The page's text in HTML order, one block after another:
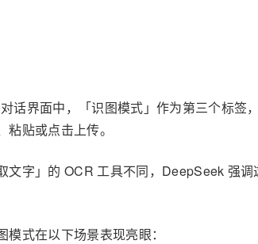
话界面中，「识图模式」作为第三个标
贴或点击上传。
字」的 OCR 工具不同，DeepSeek 强调
式在以下场景表现亮眼：